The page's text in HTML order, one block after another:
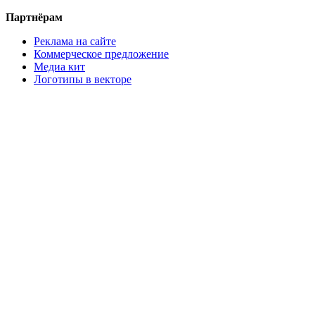
Партнёрам
Реклама на сайте
Коммерческое предложение
Медиа кит
Логотипы в векторе